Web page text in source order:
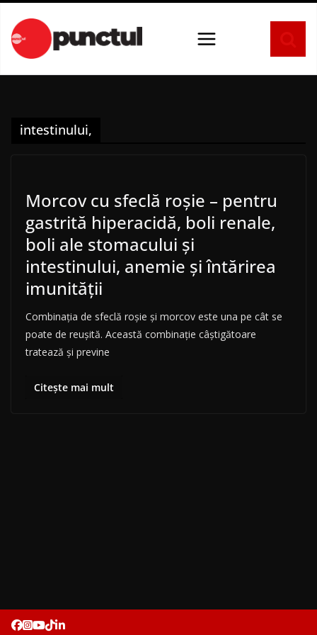
conținut
intestinului,
Morcov cu sfeclă roșie – pentru
gastrită hiperacidă, boli renale,
boli ale stomacului și
intestinului, anemie și întărirea
imunității
Combinaţia de sfeclă roşie şi morcov este una pe cât se
poate de reuşită. Această combinaţie câştigătoare
tratează şi previne
Citește mai mult